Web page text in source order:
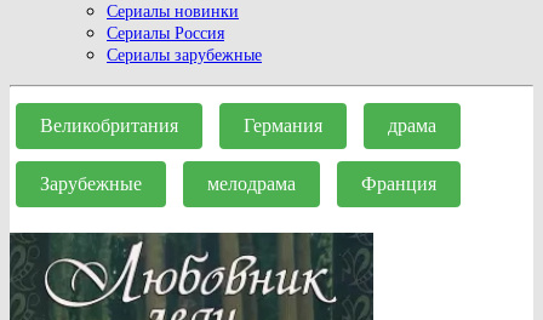
Сериалы новинки
Сериалы Россия
Сериалы зарубежные
Close
Button
Великобритания Германия драма
Зарубежные мелодрама Франция